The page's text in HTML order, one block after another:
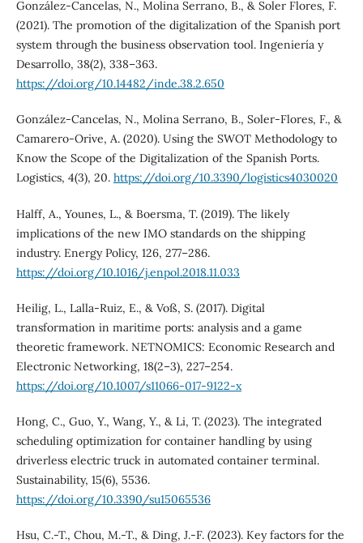
González-Cancelas, N., Molina Serrano, B., & Soler Flores, F.
(2021). The promotion of the digitalization of the Spanish port
system through the business observation tool. Ingeniería y
Desarrollo, 38(2), 338–363.
https://doi.org/10.14482/inde.38.2.650
González-Cancelas, N., Molina Serrano, B., Soler-Flores, F., &
Camarero-Orive, A. (2020). Using the SWOT Methodology to
Know the Scope of the Digitalization of the Spanish Ports.
Logistics, 4(3), 20. https://doi.org/10.3390/logistics4030020
Halff, A., Younes, L., & Boersma, T. (2019). The likely
implications of the new IMO standards on the shipping
industry. Energy Policy, 126, 277–286.
https://doi.org/10.1016/j.enpol.2018.11.033
Heilig, L., Lalla-Ruiz, E., & Voß, S. (2017). Digital
transformation in maritime ports: analysis and a game
theoretic framework. NETNOMICS: Economic Research and
Electronic Networking, 18(2–3), 227–254.
https://doi.org/10.1007/s11066-017-9122-x
Hong, C., Guo, Y., Wang, Y., & Li, T. (2023). The integrated
scheduling optimization for container handling by using
driverless electric truck in automated container terminal.
Sustainability, 15(6), 5536.
https://doi.org/10.3390/su15065536
Hsu, C.-T., Chou, M.-T., & Ding, J.-F. (2023). Key factors for the